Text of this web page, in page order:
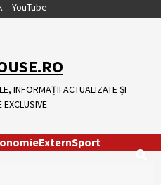
YouTube
INFORMAȚII ACTUALIZATE ȘI
ExternSport